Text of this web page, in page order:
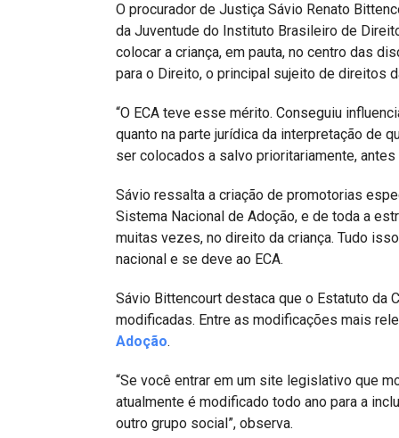
O procurador de Justiça Sávio Renato
da Juventude do Instituto Brasileiro de
colocar a criança, em pauta, no centro das
para o Direito, o principal sujeito de direitos
“O ECA teve esse mérito. Conseguiu
quanto na parte jurídica da interpretação de
ser colocados a salvo prioritariamente,
Sávio ressalta a criação de promotorias
Sistema Nacional de Adoção, e de toda a
muitas vezes, no direito da criança. Tudo
nacional e se deve ao ECA.
Sávio Bittencourt destaca que o Estatuto da
modificadas. Entre as modificações mais
Adoção.
“Se você entrar em um site legislativo que
atualmente é modificado todo ano para a
outro grupo social”, observa.